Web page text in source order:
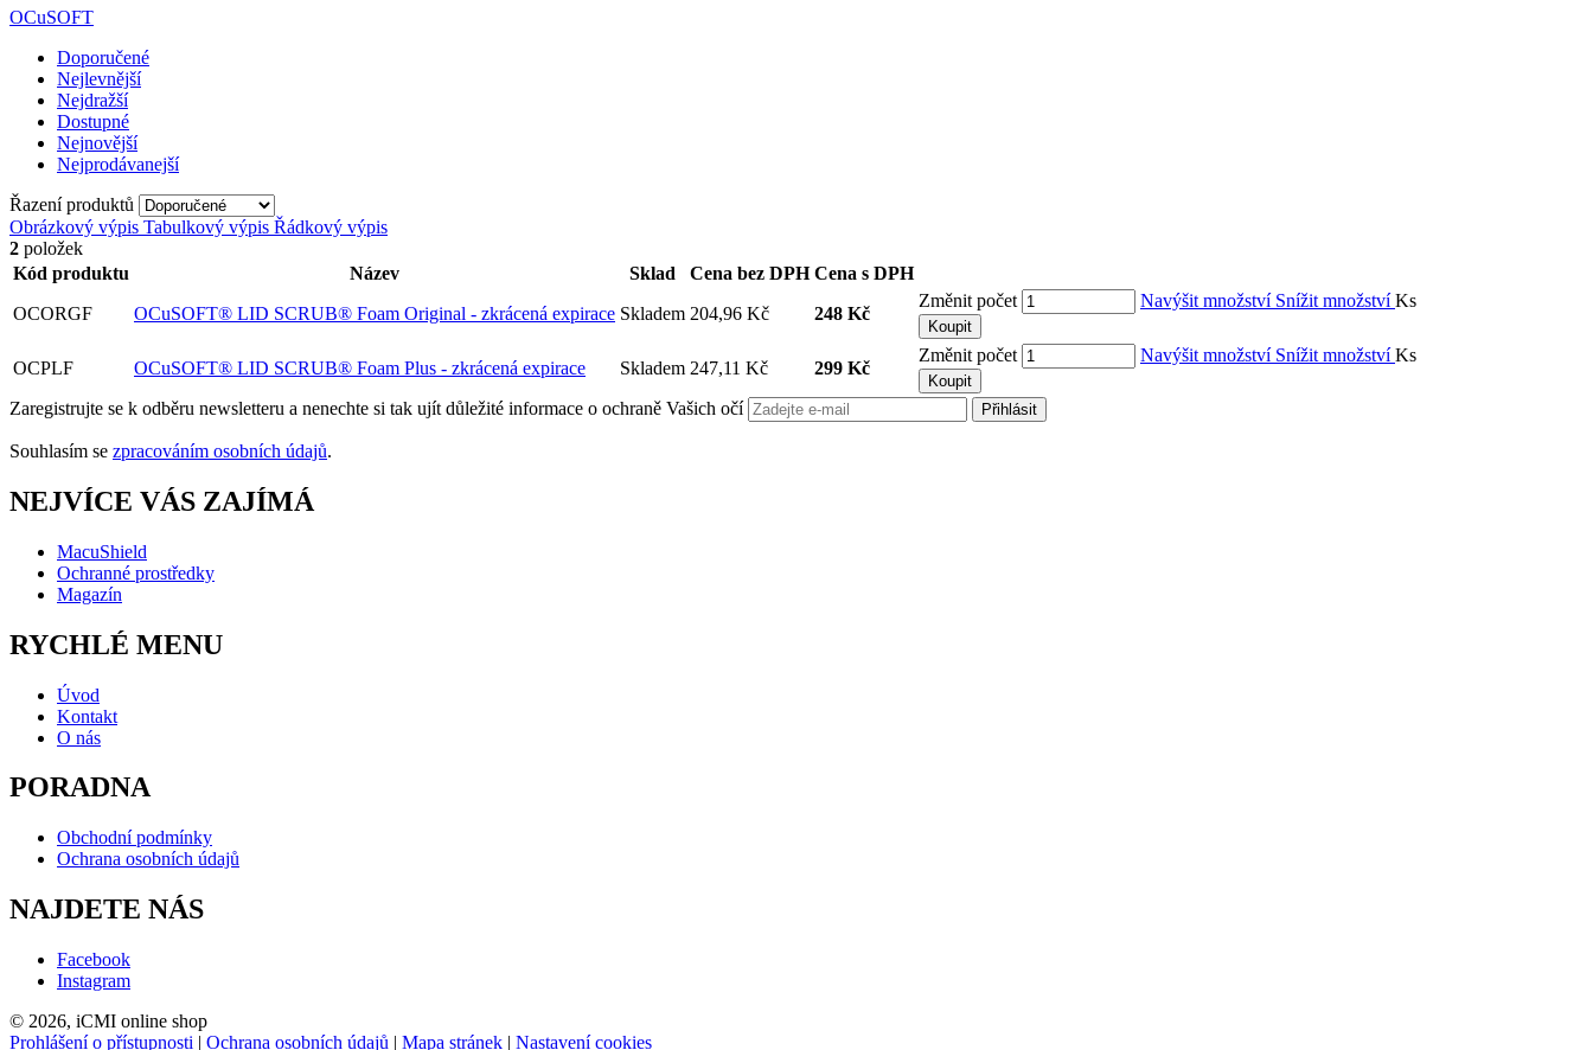
OCuSOFT
Doporučené
Nejlevnější
Nejdražší
Dostupné
Nejnovější
Nejprodávanejší
Řazení produktů
Obrázkový výpis Tabulkový výpis Řádkový výpis
2 položek
Kód produktu
Název Sklad Cena bez DPH Cena s DPH
OCORGF
OCuSOFT® LID SCRUB® Foam Original - zkrácená expirace Skladem 204,96 Kč 248 Kč
Změnit počet Navýšit množství Snížit množstvíKs
Koupit
OCPLF OCuSOFT® LID SCRUB® Foam Plus - zkrácená expirace Skladem 247,11 Kč 299 Kč
Změnit počet Navýšit množství Snížit množstvíKs
Koupit
Zaregistrujte se k odběru newsletteru a nenechte si tak ujít důležité informace o ochraně Vašich očí Přihlásit
Souhlasím se zpracováním osobních údajů.
NEJVÍCE VÁS ZAJÍMÁ
MacuShield
Ochranné prostředky
Magazín
RYCHLÉ MENU
Úvod
Kontakt
O nás
PORADNA
Obchodní podmínky
Ochrana osobních údajů
NAJDETE NÁS
Facebook
Instagram
© 2026, iCMI online shop
Prohlášení o přístupnosti | Ochrana osobních údajů | Mapa stránek | Nastavení cookies